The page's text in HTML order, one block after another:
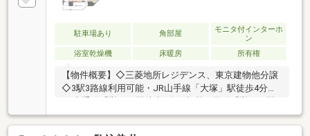
駐車場あり 角部屋
モニタ付インターホ
ン
浴室乾燥機
床暖房 所有権
【物件概要】◇三菱地所レジデンス、東京建物他分譲
◇3駅3路線利用可能・JR山手線「大塚」駅徒歩4分・
JR山手線「巣鴨」駅徒歩9分・都営三田線「巣鴨」駅
徒歩8分・都電荒川線「大塚駅前」駅徒歩3分◇専有面
積：72.47m2・3LDK◇13階部分の南東・南西角住戸◇